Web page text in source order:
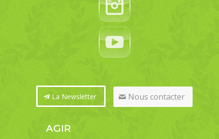
La Newsletter Nous contacter
AGIR